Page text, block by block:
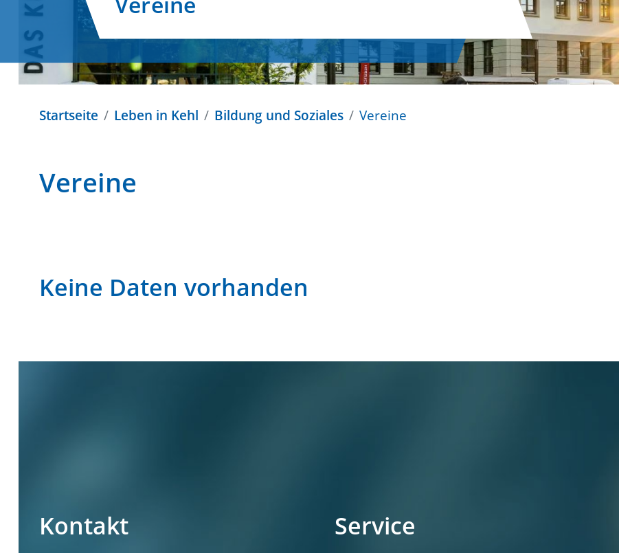
Startseite Leben in Kehl Bildung und Soziales Vereine
Vereine
Keine Daten vorhanden
Kontakt Service